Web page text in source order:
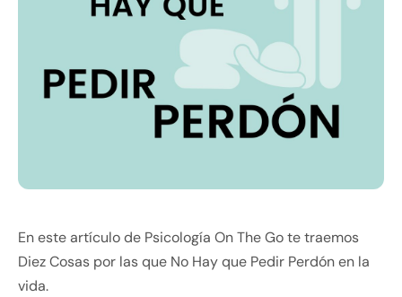
En este artículo de Psicología On The Go te traemos
Diez Cosas por las que No Hay que Pedir Perdón en la
vida.